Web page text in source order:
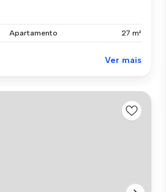
Apartamento 27 m²
Ver mais